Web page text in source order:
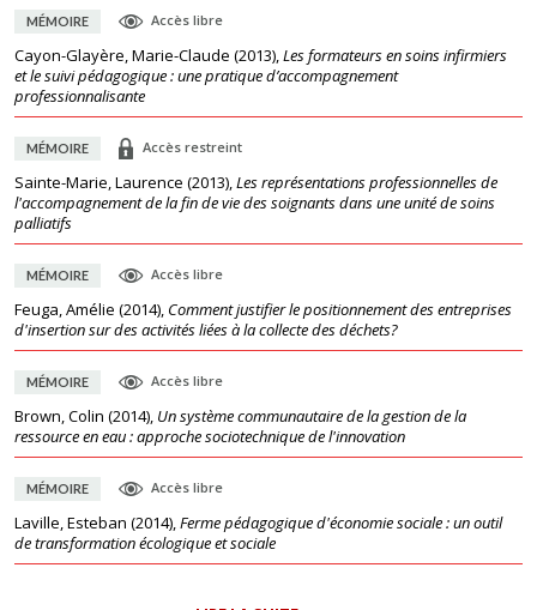
MÉMOIRE Accès libre
Cayon-Glayère, Marie-Claude (2013),Les formateurs en soins infirmiers
et le suivi pédagogique : une pratique d’accompagnement
professionnalisante
MÉMOIRE Accès restreint
Sainte-Marie, Laurence (2013),Les représentations professionnelles de
l'accompagnement de la fin de vie des soignants dans une unité de soins
palliatifs
MÉMOIRE Accès libre
Feuga, Amélie (2014), Comment justifier le positionnement des entreprises
d'insertion sur des activités liées à la collecte des déchets?
MÉMOIRE Accès libre
Brown, Colin (2014), Un système communautaire de la gestion de la
ressource en eau : approche sociotechnique de l'innovation
MÉMOIRE Accès libre
Laville, Esteban (2014),Ferme pédagogique d'économie sociale : un outil
de transformation écologique et sociale